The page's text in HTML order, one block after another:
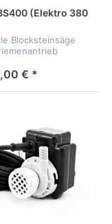
(Elektro 380
Blocksteinsäge
€ *